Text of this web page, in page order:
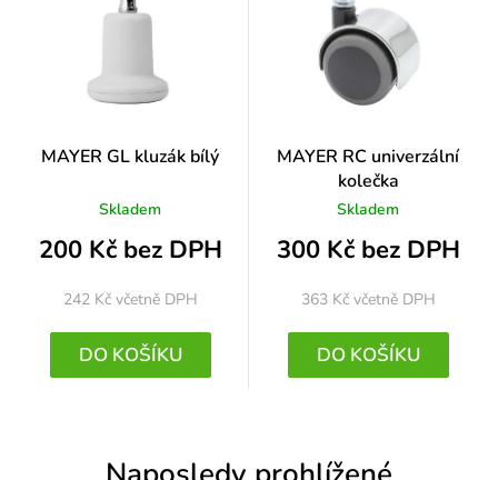
MAYER GL kluzák bílý
Skladem
200 Kč bez DPH
242 Kč včetně DPH
DO KOŠÍKU
MAYER RC univerzální
kolečka
Skladem
300 Kč bez DPH
363 Kč včetně DPH
DO KOŠÍKU